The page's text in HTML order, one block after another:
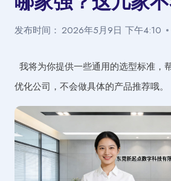
发布时间： 2026年5月9日 下午4:10
我将为你提供一些通用的选型标准，
优化公司，不会做具体的产品推荐哦。